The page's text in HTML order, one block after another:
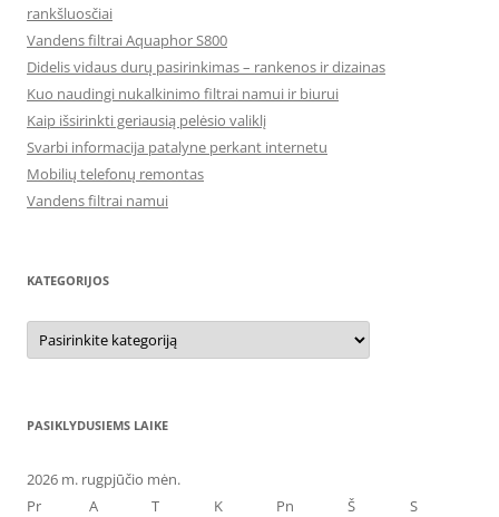
rankšluosčiai
Vandens filtrai Aquaphor S800
Didelis vidaus durų pasirinkimas – rankenos ir dizainas
Kuo naudingi nukalkinimo filtrai namui ir biurui
Kaip išsirinkti geriausią pelėsio valiklį
Svarbi informacija patalyne perkant internetu
Mobilių telefonų remontas
Vandens filtrai namui
KATEGORIJOS
Kategorijos
PASIKLYDUSIEMS LAIKE
2026 m. rugpjūčio mėn.
Pr
A T K Pn Š
S